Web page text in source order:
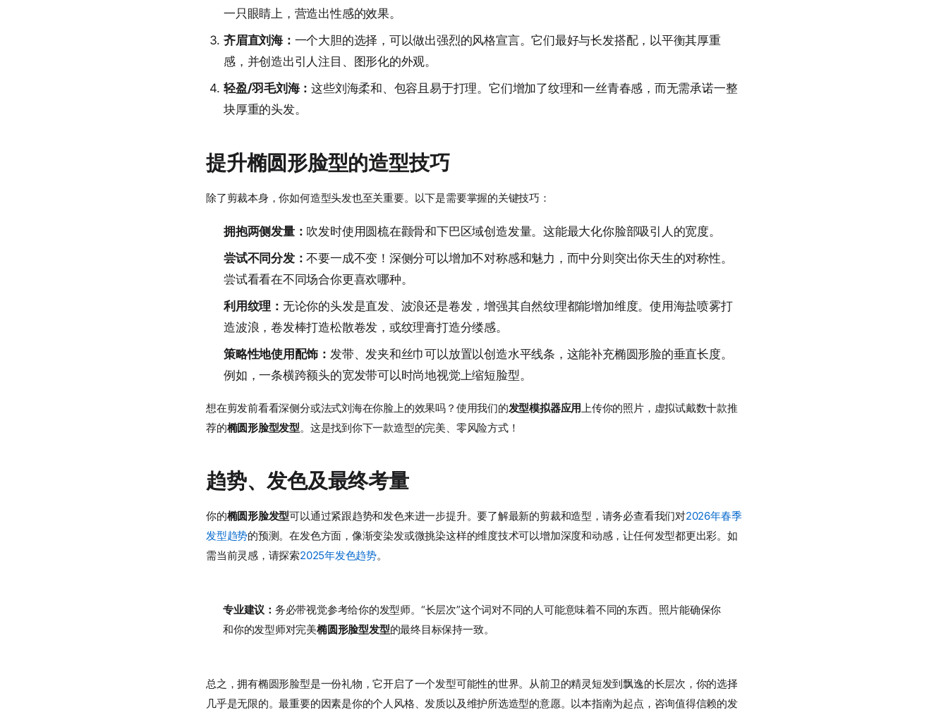
一只眼睛上，营造出性感的效果。
齐眉直刘海： 一个大胆的选择，可以做出强烈的风格宣言。它们最好与长发搭配，以平衡其厚重
感，并创造出引人注目、图形化的外观。
轻盈/羽毛刘海：这些刘海柔和、包容且易于打理。它们增加了纹理和一丝青春感，而无需承诺一整
块厚重的头发。
提升椭圆形脸型的造型技巧
除了剪裁本身，你如何造型头发也至关重要。以下是需要掌握的关键技巧：
拥抱两侧发量： 吹发时使用圆梳在颧骨和下巴区域创造发量。这能最大化你脸部吸引人的宽度。
尝试不同分发：不要一成不变！深侧分可以增加不对称感和魅力，而中分则突出你天生的对称性。
尝试看看在不同场合你更喜欢哪种。
利用纹理： 无论你的头发是直发、波浪还是卷发，增强其自然纹理都能增加维度。使用海盐喷雾打
造波浪，卷发棒打造松散卷发，或纹理膏打造分缕感。
策略性地使用配饰：发带、发夹和丝巾可以放置以创造水平线条，这能补充椭圆形脸的垂直长度。
例如，一条横跨额头的宽发带可以时尚地视觉上缩短脸型。
想在剪发前看看深侧分或法式刘海在你脸上的效果吗？使用我们的发型模拟器应用上传你的照片，虚拟试戴数十款推
荐的椭圆形脸型发型。这是找到你下一款造型的完美、零风险方式！
趋势、发色及最终考量
你的椭圆形脸发型可以通过紧跟趋势和发色来进一步提升。要了解最新的剪裁和造型，请务必查看我们对2026年春季
发型趋势的预测。在发色方面，像渐变染发或微挑染这样的维度技术可以增加深度和动感，让任何发型都更出彩。如
需当前灵感，请探索2025年发色趋势。
专业建议： 务必带视觉参考给你的发型师。“长层次”这个词对不同的人可能意味着不同的东西。照片能确保你
和你的发型师对完美椭圆形脸型发型的最终目标保持一致。
总之，拥有椭圆形脸型是一份礼物，它开启了一个发型可能性的世界。从前卫的精灵短发到飘逸的长层次，你的选择
几乎是无限的。最重要的因素是你的个人风格、发质以及维护所选造型的意愿。以本指南为起点，咨询值得信赖的发